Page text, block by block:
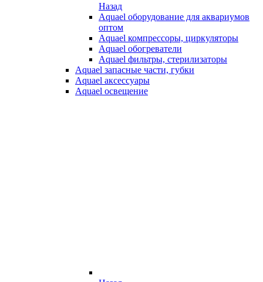
Назад
Aquael оборудование для аквариумов
оптом
Aquael компрессоры, циркуляторы
Aquael обогреватели
Aquael фильтры, стерилизаторы
Aquael запасные части, губки
Aquael аксессуары
Aquael освещение